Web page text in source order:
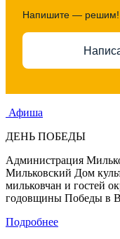
Напишите — решим!
Афиша
ДЕНЬ ПОБЕДЫ
Администрация
Мильковский Дом
мильковчан и гостей
годовщины Победы в
Подробнее